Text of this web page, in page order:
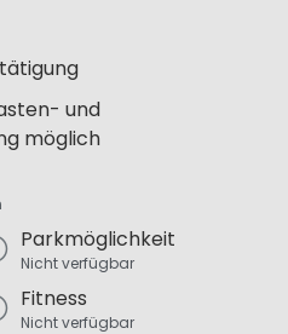
und
möglich
Parkmöglichkeit
Nicht verfügbar
Fitness
Nicht verfügbar